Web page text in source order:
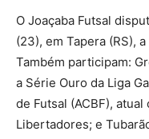
O Joaçaba Futsal
(23), em Tapera (RS),
Também participam:
a Série Ouro da Liga
de Futsal (ACBF), atual
Libertadores; e